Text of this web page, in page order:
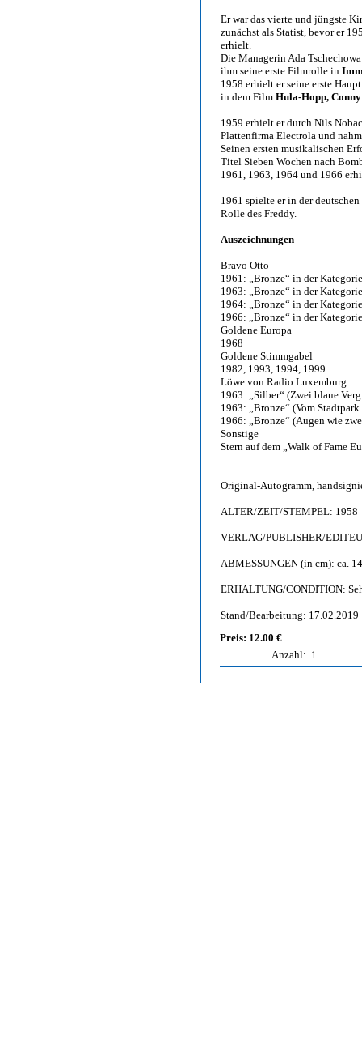
Er war das vierte und jüngste
zunächst als Statist, bevor er
erhielt.
Die Managerin Ada
ihm seine erste Filmrolle in
1958 erhielt er seine erste
in dem Film Hula-Hopp, Conny
1959 erhielt er durch Nils
Plattenfirma Electrola und
Seinen ersten musikalischen
Titel Sieben Wochen nach
1961, 1963, 1964 und 1966
1961 spielte er in der
Rolle des Freddy.
Auszeichnungen
Bravo Otto
1961: „Bronze“ in der
1963: „Bronze“ in der
1964: „Bronze“ in der
1966: „Bronze“ in der
Goldene Europa
1968
Goldene Stimmgabel
1982, 1993, 1994, 1999
Löwe von Radio Luxemburg
1963: „Silber“ (Zwei blaue
1963: „Bronze“ (Vom
1966: „Bronze“ (Augen wie
Sonstige
Stern auf dem „Walk of Fame
Original-Autogramm,
ALTER/ZEIT/STEMPEL: 1958
VERLAG/PUBLISHER/
ABMESSUNGEN (in cm): ca.
ERHALTUNG/CONDITION:
Stand/Bearbeitung: 17.02.2019
Preis: 12.00 €
Anzahl: 1